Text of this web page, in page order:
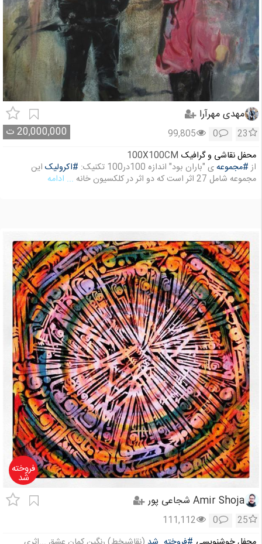
مهدی مهرآرا
20,000,000ت 23
0
99,805
محفل نقاشی و گرافیک 100X100CM
از#مجموعهی "باران بود" اندازه 100در100 تکنیک: #اکرولیک این
مجموعه شامل 27 اثر است که دو اثر در کلکسیون خانه
... ادامه
فروخته
شد
Amir Shoja شجاعی پور
25
0
111,112